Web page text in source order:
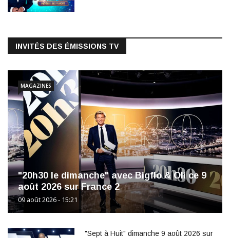
INVITÉS DES ÉMISSIONS TV
"20h30 le dimanche" avec Bigflo & Oli ce 9
août 2026 sur France 2
09 août 2026 - 15:21
MAGAZINES
"Sept à Huit" dimanche 9 août 2026 sur